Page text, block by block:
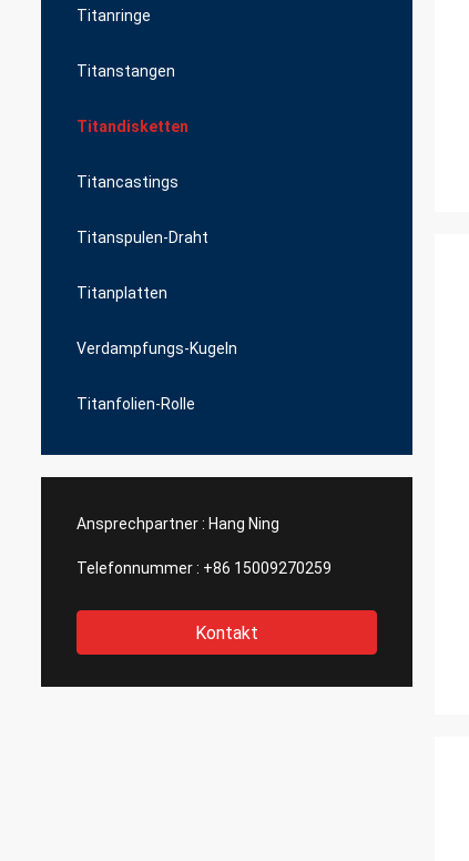
Titanringe
Titanstangen
Titandisketten
Titancastings
Titanspulen-Draht
Titanplatten
Verdampfungs-Kugeln
Titanfolien-Rolle
Ansprechpartner : Hang Ning
Telefonnummer : +86 15009270259
Kontakt